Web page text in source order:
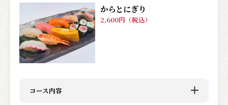
からとにぎり
2,600円（税込）
コース内容